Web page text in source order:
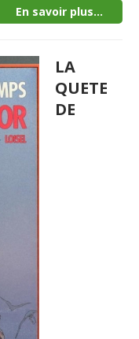
En savoir plus...
LA
QUETE
DE